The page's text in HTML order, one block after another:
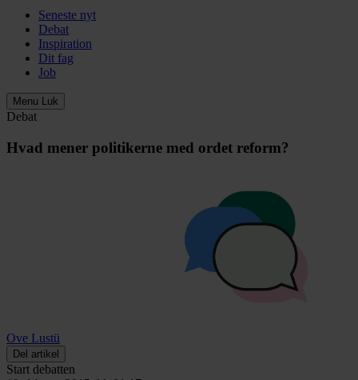
Seneste nyt
Debat
Inspiration
Dit fag
Job
Menu Luk
Debat
Hvad mener politikerne med ordet reform?
Ove Lustü
Del artikel
Start debatten